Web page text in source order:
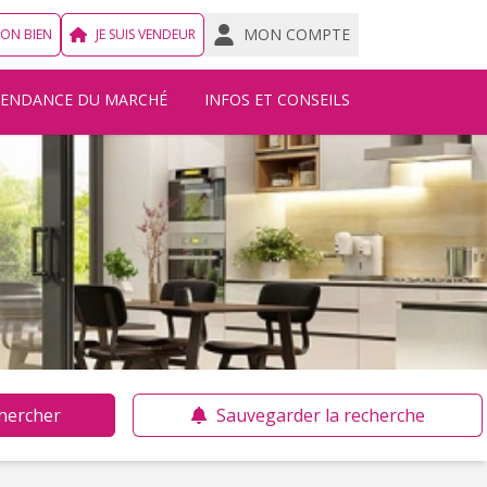
BIEN JE SUIS VENDEUR MON COMPTE
DU MARCHÉ INFOS ET CONSEILS
Sauvegarder la recherche